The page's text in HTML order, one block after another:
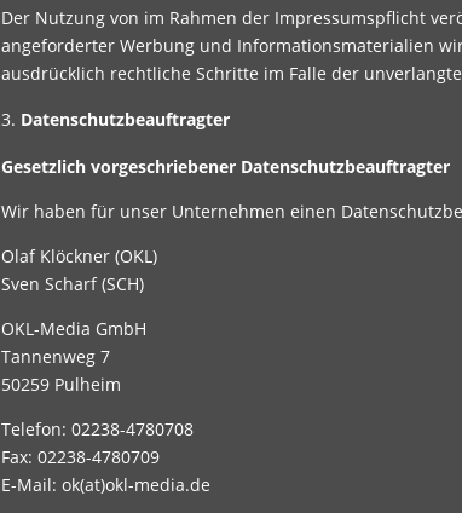
Der Nutzung von im Rahmen der Impressumspflicht
angeforderter Werbung und Informationsmaterialien
ausdrücklich rechtliche Schritte im Falle der
Datenschutzbeauftragter
Gesetzlich vorgeschriebener Datenschutzbeauftragter
Wir haben für unser Unternehmen einen
Olaf Klöckner (OKL)
Sven Scharf (SCH)
OKL-Media GmbH
Tannenweg 7
50259 Pulheim
Telefon: 02238-4780708
Fax: 02238-4780709
E-Mail: ok(at)okl-media.de